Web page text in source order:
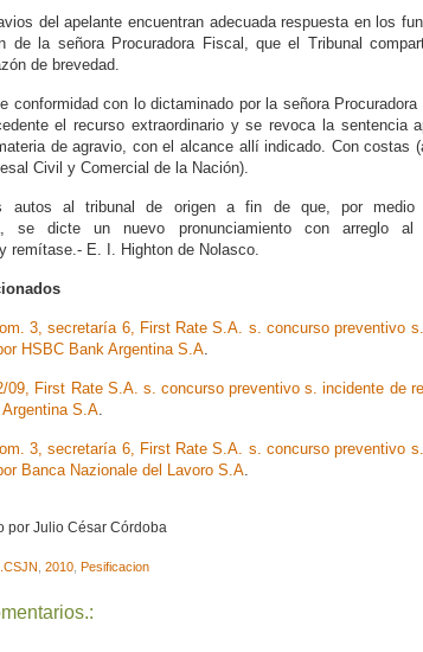
del apelante encuentran adecuada respuesta en los
de la señora Procuradora Fiscal, que el Tribunal
de brevedad.
conformidad con lo dictaminado por la señora
el recurso extraordinario y se revoca la sentencia
de agravio, con el alcance allí indicado. Con costas
Civil y Comercial de la Nación).
autos al tribunal de origen a fin de que, por medio
se dicte un nuevo pronunciamiento con arreglo al
remítase.- E. I. Highton de Nolasco.
3, secretaría 6, First Rate S.A. s. concurso preventivo
HSBC Bank Argentina S.A.
09, First Rate S.A. s. concurso preventivo s. incidente de
S.A.
3, secretaría 6, First Rate S.A. s. concurso preventivo
Banca Nazionale del Lavoro S.A.
por Julio César Córdoba
.CSJN 2010 Pesificacion